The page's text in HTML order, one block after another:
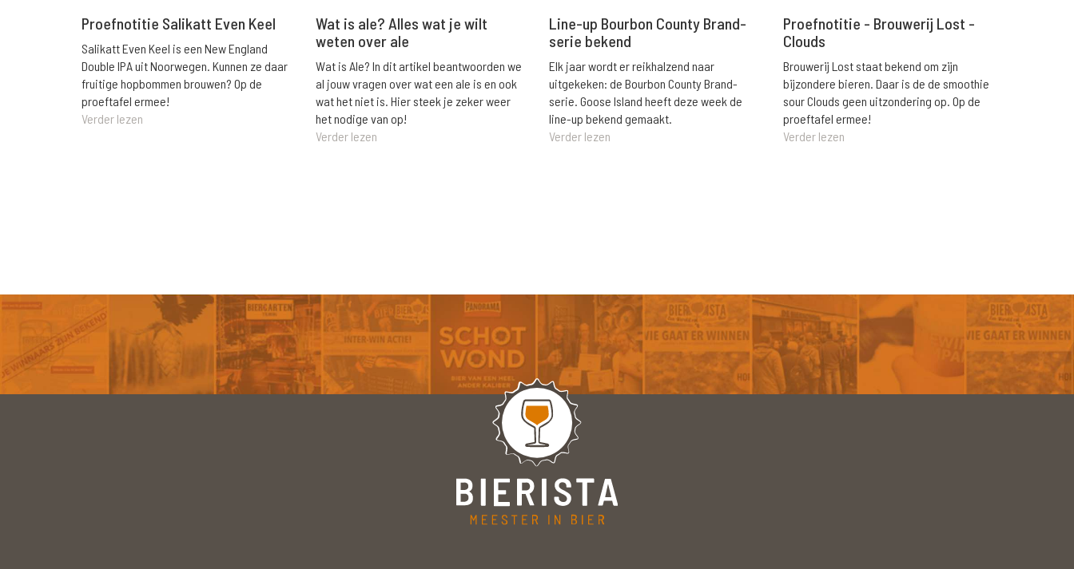
Proefnotitie Salikatt Even Keel
Salikatt Even Keel is een New England
Double IPA uit Noorwegen. Kunnen ze daar
fruitige hopbommen brouwen? Op de
proeftafel ermee!
Verder lezen
Wat is ale? Alles wat je wilt
weten over ale
Wat is Ale? In dit artikel beantwoorden we
al jouw vragen over wat een ale is en ook
wat het niet is. Hier steek je zeker weer
het nodige van op!
Verder lezen
Line-up Bourbon County Brand-
serie bekend
Elk jaar wordt er reikhalzend naar
uitgekeken: de Bourbon County Brand-
serie. Goose Island heeft deze week de
line-up bekend gemaakt.
Verder lezen
Proefnotitie - Brouwerij Lost -
Clouds
Brouwerij Lost staat bekend om zijn
bijzondere bieren. Daar is de de smoothie
sour Clouds geen uitzondering op. Op de
proeftafel ermee!
Verder lezen